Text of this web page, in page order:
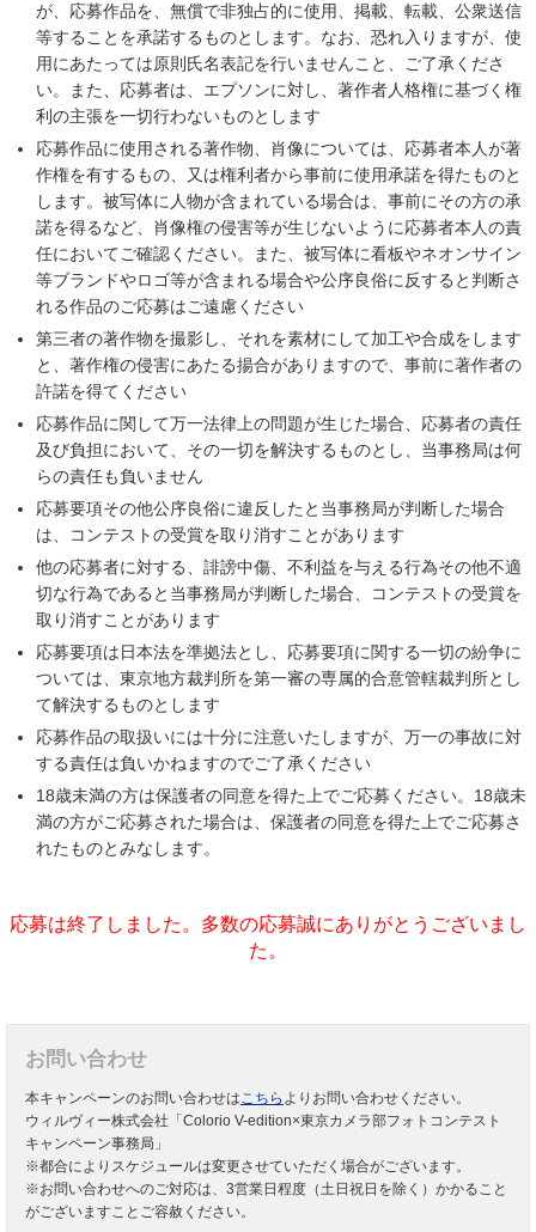
が、応募作品を、無償で非独占的に使用、掲載、転載、公衆送信
等することを承諾するものとします。なお、恐れ入りますが、使
用にあたっては原則氏名表記を行いませんこと、ご了承くださ
い。また、応募者は、エプソンに対し、著作者人格権に基づく権
利の主張を一切行わないものとします
応募作品に使用される著作物、肖像については、応募者本人が著
作権を有するもの、又は権利者から事前に使用承諾を得たものと
します。被写体に人物が含まれている場合は、事前にその方の承
諾を得るなど、肖像権の侵害等が生じないように応募者本人の責
任においてご確認ください。また、被写体に看板やネオンサイン
等ブランドやロゴ等が含まれる場合や公序良俗に反すると判断さ
れる作品のご応募はご遠慮ください
第三者の著作物を撮影し、それを素材にして加工や合成をします
と、著作権の侵害にあたる揚合がありますので、事前に著作者の
許諾を得てください
応募作品に関して万一法律上の問題が生じた場合、応募者の責任
及び負担において、その一切を解決するものとし、当事務局は何
らの責任も負いません
応募要項その他公序良俗に違反したと当事務局が判断した場合
は、コンテストの受賞を取り消すことがあります
他の応募者に対する、誹謗中傷、不利益を与える行為その他不適
切な行為であると当事務局が判断した場合、コンテストの受賞を
取り消すことがあります
応募要項は日本法を準拠法とし、応募要項に関する一切の紛争に
ついては、東京地方裁判所を第一審の専属的合意管轄裁判所とし
て解決するものとします
応募作品の取扱いには十分に注意いたしますが、万一の事故に対
する責任は負いかねますのでご了承ください
18歳未満の方は保護者の同意を得た上でご応募ください。18歳未
満の方がご応募された場合は、保護者の同意を得た上でご応募さ
れたものとみなします。
応募は終了しました。多数の応募誠にありがとうございまし
た。
お問い合わせ
本キャンペーンのお問い合わせはこちら よりお問い合わせください。
ウィルヴィー株式会社「Colorio V-edition×東京カメラ部フォトコンテスト
キャンペーン事務局」
※都合によりスケジュールは変更させていただく場合がございます。
※お問い合わせへのご対応は、3営業日程度（土日祝日を除く）かかること
がございますことご容赦ください。